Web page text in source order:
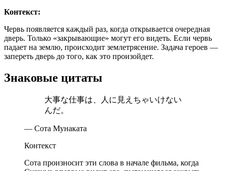
Контекст:
Червь появляется каждый раз, когда открывается очередная
дверь. Только «закрывающие» могут его видеть. Если червь
падает на землю, происходит землетрясение. Задача героев —
запереть дверь до того, как это произойдет.
Знаковые цитаты
大事な仕事は、人に見えちゃいけない
んだ。
— Сота Мунаката
Контекст
Сота произносит эти слова в начале фильма, когда